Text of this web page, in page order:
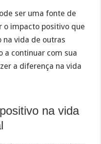
ser uma fonte de
o impacto positivo que
na vida de outras
a continuar com sua
a diferença na vida
na vida